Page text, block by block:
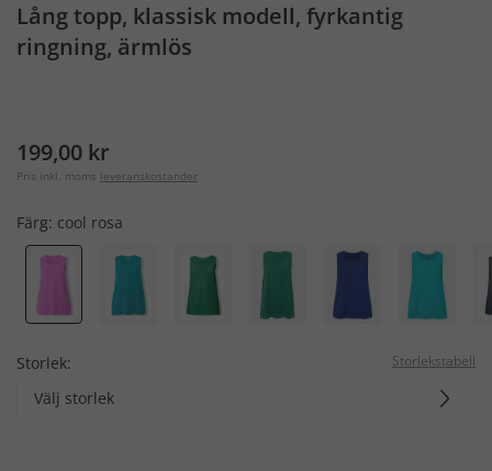
Lång topp, klassisk modell, fyrkantig
ringning, ärmlös
199,00 kr
Pris inkl. moms leveranskostander
Färg: cool rosa
Storlek: Storlekstabell
Välj storlek